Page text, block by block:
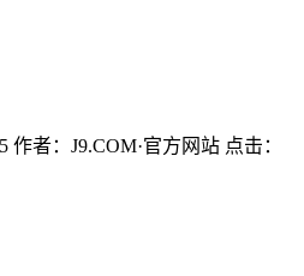
作者： J9.COM·官方网站 点击：